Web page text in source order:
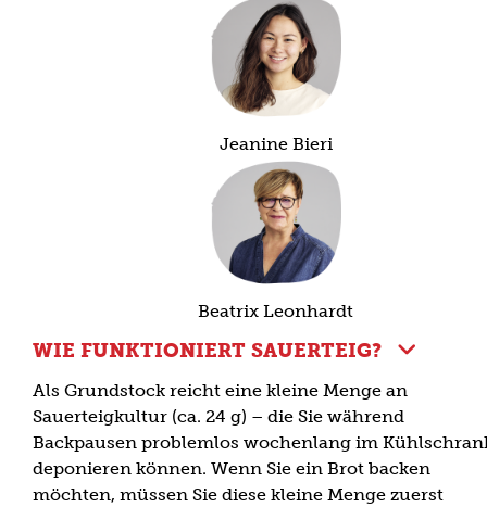
Jeanine Bieri
Beatrix Leonhardt
WIE FUNKTIONIERT SAUERTEIG?
Als Grundstock reicht eine kleine Menge an
Sauerteigkultur (ca. 24 g) – die Sie während
Backpausen problemlos wochenlang im
deponieren können. Wenn Sie ein Brot backen
möchten, müssen Sie diese kleine Menge zuerst